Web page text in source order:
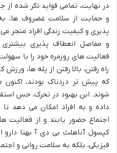
در نهایت، تمامی فواید ذکر شده
و حمایت از سلامت غضروف ها،
پذیری و کیفیت زندگی افراد منجر
و مفاصل انعطاف پذیری بیشتری
فعالیت های روزمره خود را با
راه رفتن، بالا رفتن از پله ها،
که پیش تر دردناک بودند، اکنون
شوند. این بهبود در تحرک، حس
داده و به افراد امکان می دهد
اجتماع حضور یابند و از فعالیت
کپسول آناهلث بی دی آ بهتا دارو
فیزیکی، بلکه به سلامت روانی و